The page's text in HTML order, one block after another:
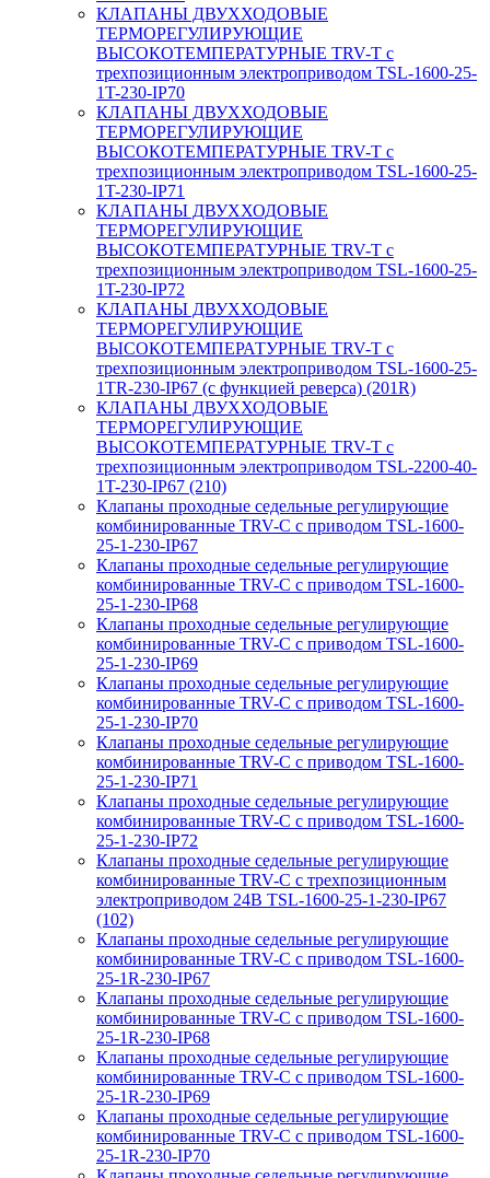
КЛАПАНЫ ДВУХХОДОВЫЕ
ТЕРМОРЕГУЛИРУЮЩИЕ
ВЫСОКОТЕМПЕРАТУРНЫЕ TRV-T с
трехпозиционным электроприводом TSL-1600-25-
1T-230-IP70
КЛАПАНЫ ДВУХХОДОВЫЕ
ТЕРМОРЕГУЛИРУЮЩИЕ
ВЫСОКОТЕМПЕРАТУРНЫЕ TRV-T с
трехпозиционным электроприводом TSL-1600-25-
1T-230-IP71
КЛАПАНЫ ДВУХХОДОВЫЕ
ТЕРМОРЕГУЛИРУЮЩИЕ
ВЫСОКОТЕМПЕРАТУРНЫЕ TRV-T с
трехпозиционным электроприводом TSL-1600-25-
1T-230-IP72
КЛАПАНЫ ДВУХХОДОВЫЕ
ТЕРМОРЕГУЛИРУЮЩИЕ
ВЫСОКОТЕМПЕРАТУРНЫЕ TRV-T с
трехпозиционным электроприводом TSL-1600-25-
1TR-230-IP67 (с функцией реверса) (201R)
КЛАПАНЫ ДВУХХОДОВЫЕ
ТЕРМОРЕГУЛИРУЮЩИЕ
ВЫСОКОТЕМПЕРАТУРНЫЕ TRV-T с
трехпозиционным электроприводом TSL-2200-40-
1T-230-IP67 (210)
Клапаны проходные седельные регулирующие
комбинированные TRV-С с приводом TSL-1600-
25-1-230-IP67
Клапаны проходные седельные регулирующие
комбинированные TRV-С с приводом TSL-1600-
25-1-230-IP68
Клапаны проходные седельные регулирующие
комбинированные TRV-С с приводом TSL-1600-
25-1-230-IP69
Клапаны проходные седельные регулирующие
комбинированные TRV-С с приводом TSL-1600-
25-1-230-IP70
Клапаны проходные седельные регулирующие
комбинированные TRV-С с приводом TSL-1600-
25-1-230-IP71
Клапаны проходные седельные регулирующие
комбинированные TRV-С с приводом TSL-1600-
25-1-230-IP72
Клапаны проходные седельные регулирующие
комбинированные TRV-С с трехпозиционным
электроприводом 24В TSL-1600-25-1-230-IP67
(102)
Клапаны проходные седельные регулирующие
комбинированные TRV-С с приводом TSL-1600-
25-1R-230-IP67
Клапаны проходные седельные регулирующие
комбинированные TRV-С с приводом TSL-1600-
25-1R-230-IP68
Клапаны проходные седельные регулирующие
комбинированные TRV-С с приводом TSL-1600-
25-1R-230-IP69
Клапаны проходные седельные регулирующие
комбинированные TRV-С с приводом TSL-1600-
25-1R-230-IP70